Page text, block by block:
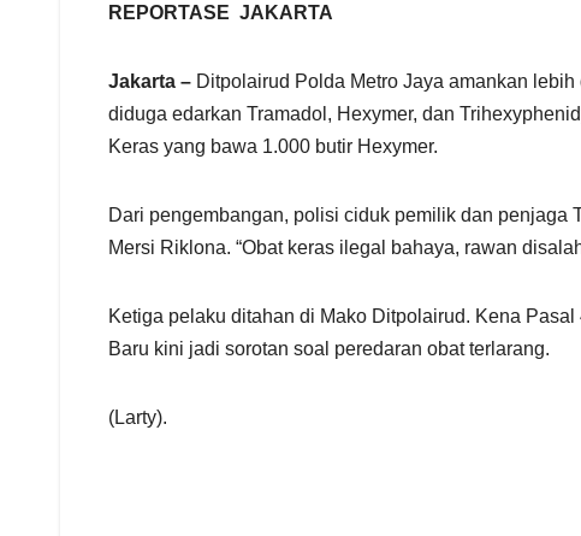
a
REPORTASE JAKARTA
Jakarta – Ditpolairud Polda Metro Jaya amankan
diduga edarkan Tramadol, Hexymer, dan
Keras yang bawa 1.000 butir Hexymer.
Dari pengembangan, polisi ciduk pemilik dan penjaga
Mersi Riklona. “Obat keras ilegal bahaya, rawan
Ketiga pelaku ditahan di Mako Ditpolairud. Kena
Baru kini jadi sorotan soal peredaran obat terlarang.
(Larty).